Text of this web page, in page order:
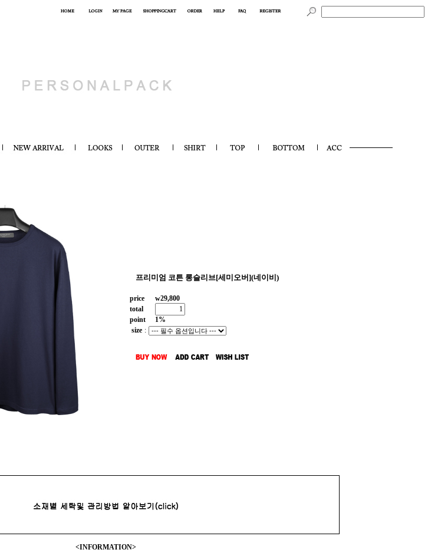
프리미엄 코튼 롱슬리브[세미오버](네이비)
price w29,800
total
point
1%
size :
<INFORMATION>